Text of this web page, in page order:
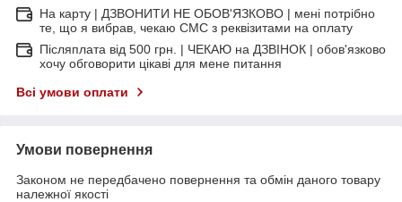
На карту | ДЗВОНИТИ НЕ ОБОВ'ЯЗКОВО | мені потрібно
те, що я вибрав, чекаю СМС з реквізитами на оплату
Післяплата від 500 грн. | ЧЕКАЮ на ДЗВІНОК | обов'язково
хочу обговорити цікаві для мене питання
Всі умови оплати
Умови повернення
Законом не передбачено повернення та обмін даного товару
належної якості